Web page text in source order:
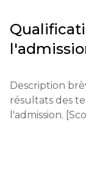
Processus de
candidature
Qualifications
Description
résultats des
l'admission.